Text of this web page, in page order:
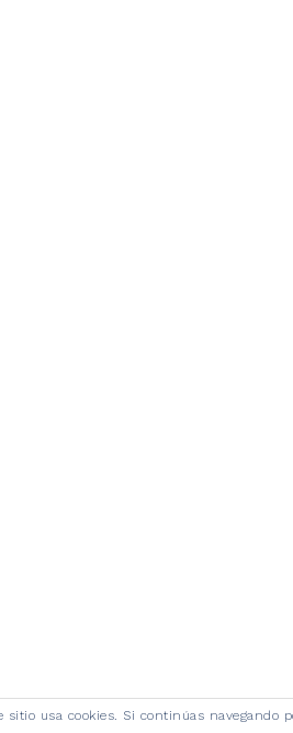
sitio usa cookies. Si continúas navegando